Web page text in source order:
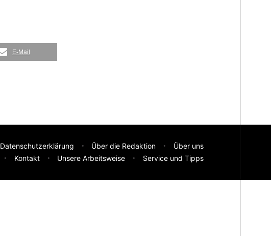
E-Mail
Datenschutzerklärung Über die Redaktion
Über uns
Kontakt Unsere Arbeitsweise Service und Tipps